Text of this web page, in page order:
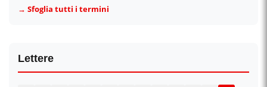
→ Sfoglia tutti i termini
Lettere